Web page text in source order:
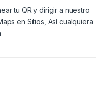
tu QR y dirigir a nuestro
en Sitios, Así cualquiera